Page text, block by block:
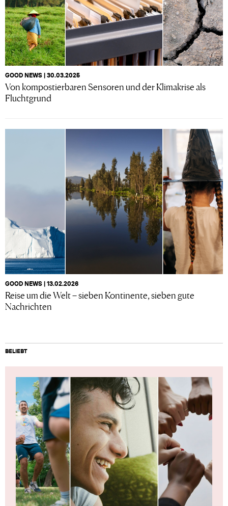
GOOD NEWS | 30.03.2025
Von kompostierbaren Sensoren und der Klimakrise als
Fluchtgrund
GOOD NEWS | 13.02.2026
Reise um die Welt – sieben Kontinente, sieben gute
Nachrichten
BELIEBT